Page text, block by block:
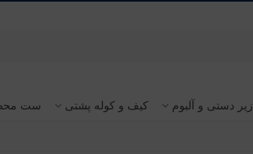
زیر دستی و آلبوم کیف و کوله پشتی ست